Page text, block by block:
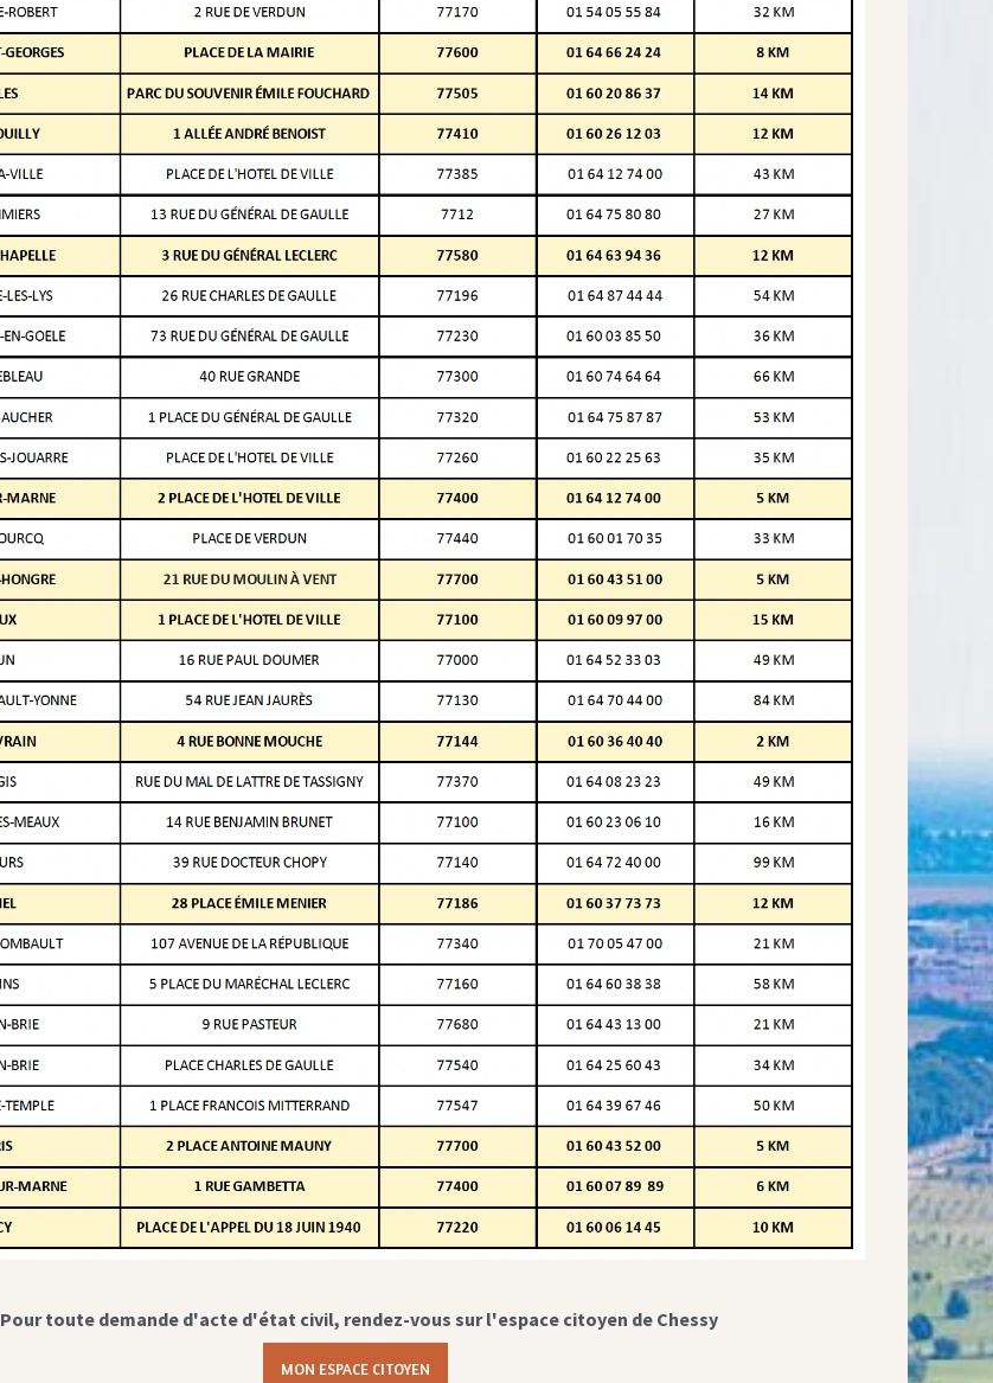
Pour toute demande d'acte d'état civil, rendez-vous sur l'espace citoyen de Chessy
MON ESPACE CITOYEN